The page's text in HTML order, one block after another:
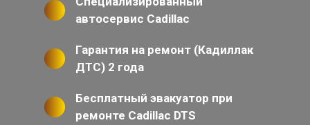
автосервис Cadillac
Гарантия на ремонт (Кадиллак
ДТС) 2 года
Бесплатный эвакуатор при
ремонте Cadillac DTS